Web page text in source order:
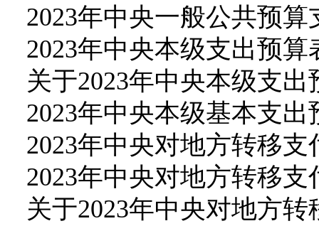
2023年中央一般公共预
2023年中央本级支出预算
关于2023年中央本级支出
2023年中央本级基本支出
2023年中央对地方转移支
2023年中央对地方转移
关于2023年中央对地方